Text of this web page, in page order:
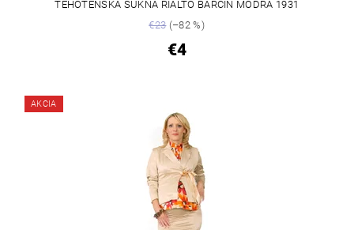
TEHOTENSKÁ SUKŇA RIALTO BARCIN MODRÁ 1931
€23(–82 %)
€4
AKCIA